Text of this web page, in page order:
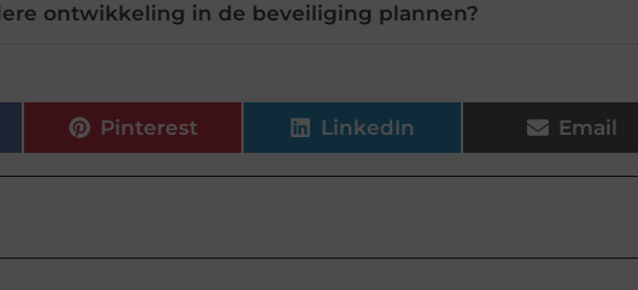
ontwikkeling in de beveiliging plannen?
Pinterest LinkedIn Email